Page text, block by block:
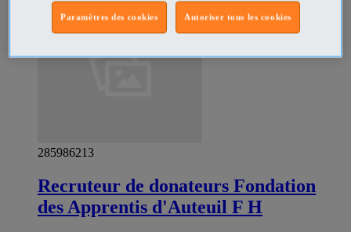
285986213
Recruteur de donateurs Fondation
des Apprentis d'Auteuil F H
Autoriser tous les cookies
Paramètres des cookies